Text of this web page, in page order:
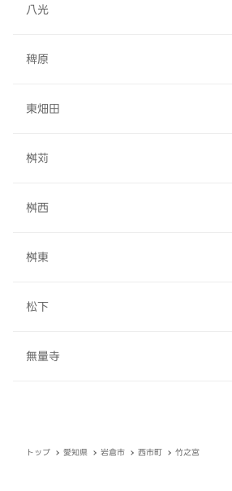
八光
稗原
東畑田
桝苅
桝西
桝東
松下
無量寺
トップ 愛知県 岩倉市 西市町 竹之宮